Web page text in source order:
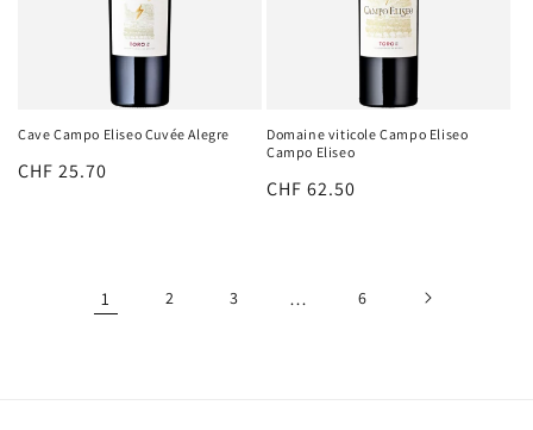
Cave Campo Eliseo Cuvée Alegre
Prix
CHF 25.70
Domaine viticole Campo Eliseo
Campo Eliseo
Prix
CHF 62.50
1 2 3 … 6